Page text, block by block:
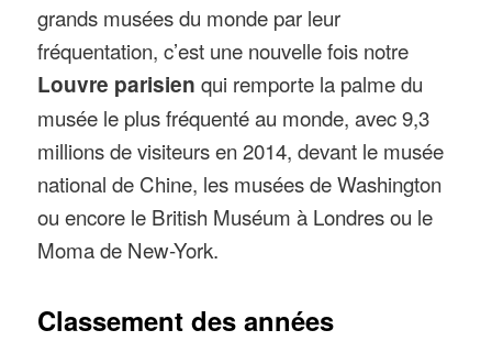
grands musées du monde par leur
fréquentation, c’est une nouvelle fois notre
Louvre parisien qui remporte la palme du
musée le plus fréquenté au monde, avec 9,3
millions de visiteurs en 2014, devant le musée
national de Chine, les musées de Washington
ou encore le British Muséum à Londres ou le
Moma de New-York.
Classement des années